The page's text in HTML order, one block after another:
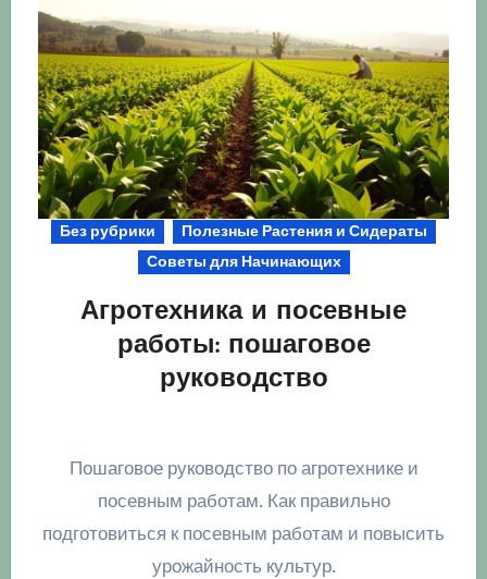
Без рубрики
Полезные Растения и Сидераты
Советы для Начинающих
Агротехника и посевные
работы: пошаговое
руководство
Пошаговое руководство по агротехнике и
посевным работам. Как правильно
подготовиться к посевным работам и повысить
урожайность культур.